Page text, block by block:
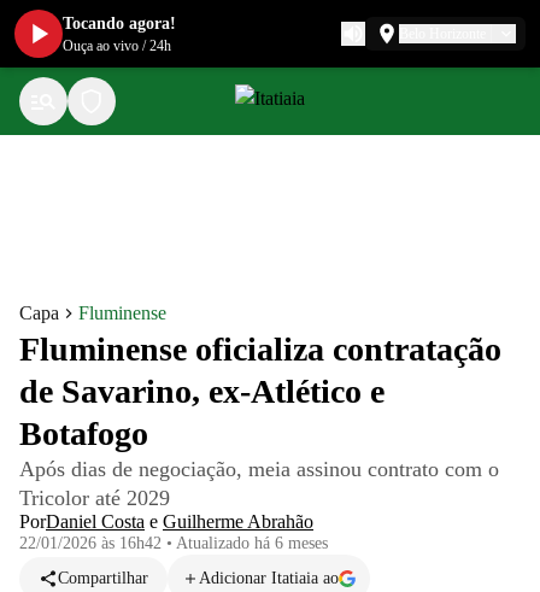
Capa Fluminense
Fluminense oficializa contratação
de Savarino, ex-Atlético e
Botafogo
Após dias de negociação, meia assinou contrato com o
Tricolor até 2029
PorDaniel Costa e Guilherme Abrahão
22/01/2026 às 16h42 • Atualizado há 6 meses
Compartilhar
Adicionar Itatiaia ao
Tocando agora!
Ouça ao vivo /24h